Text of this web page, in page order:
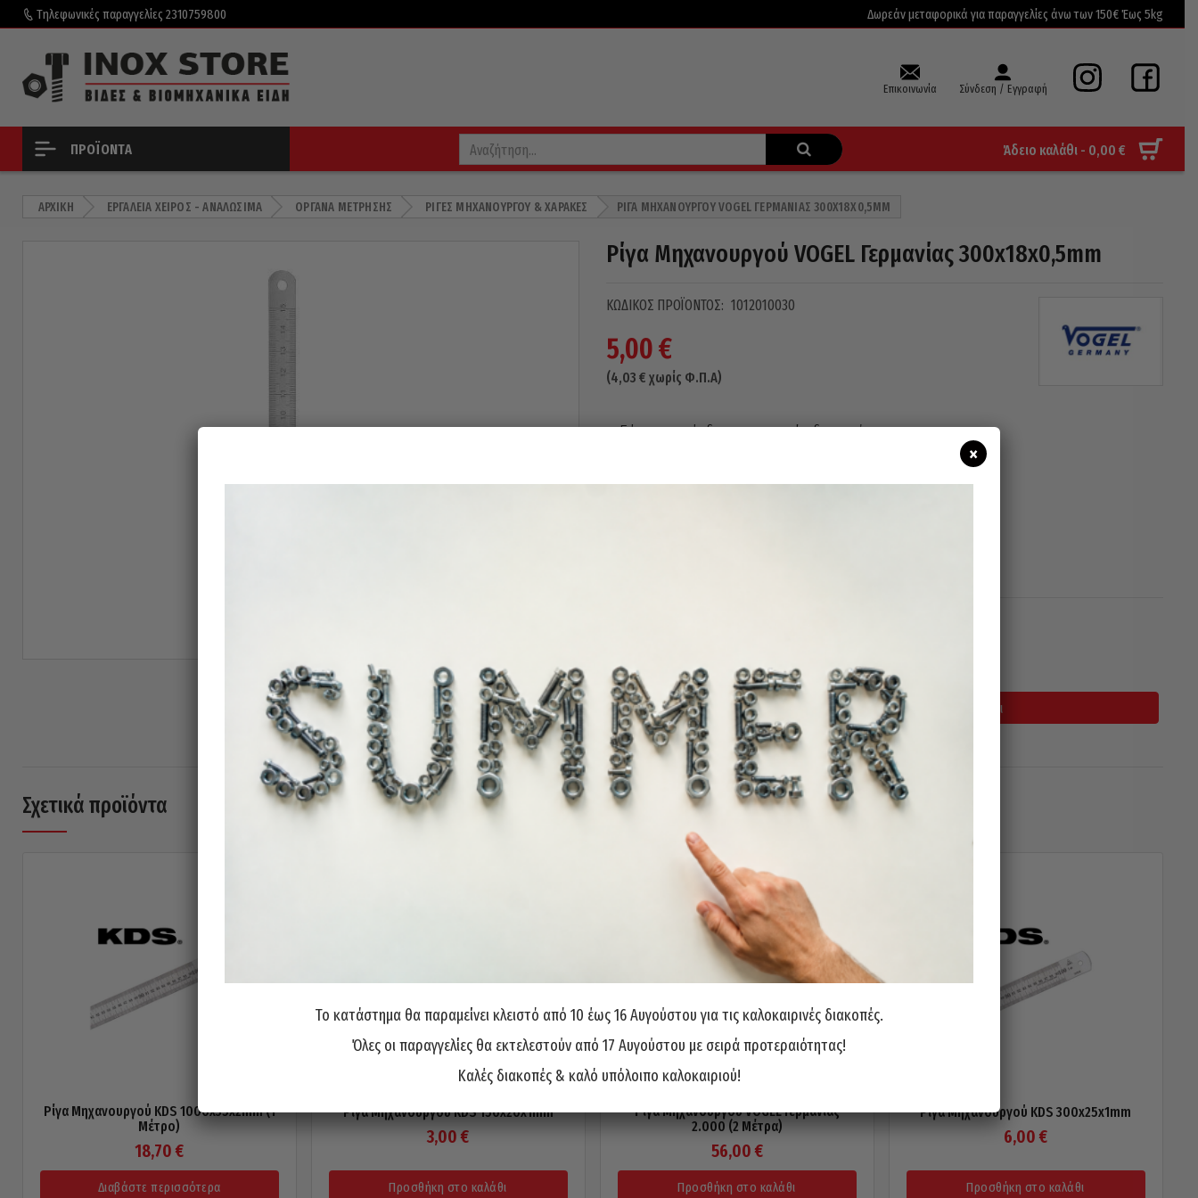
Τηλεφωνικές παραγγελίες 2310759800 Δωρεάν μεταφορικά για παραγγελίες άνω των 150€ Έως 5kg
Επικοινωνία Σύνδεση / Εγγραφή
ΠΡΟΪΌΝΤΑ Άδειο καλάθι - 0,00 €
ΑΡΧΙΚΉ ΕΡΓΑΛΕΊΑ ΧΕΙΡΌΣ - ΑΝΑΛΏΣΙΜΑ ΌΡΓΑΝΑ ΜΈΤΡΗΣΗΣ ΡΊΓΕΣ ΜΗΧΑΝΟΥΡΓΟΎ & ΧΆΡΑΚΕΣ ΡΊΓΑ ΜΗΧΑΝΟΥΡΓΟΎ VOGEL ΓΕΡΜΑΝΊΑΣ 300X18X0,5MM
Ρίγα Μηχανουργού VOGEL Γερμανίας 300x18x0,5mm
ΚΩΔΙΚΌΣ ΠΡΟΪΌΝΤΟΣ: 1012010030
5,00€
(4,03 € χωρίς Φ.Π.Α)
Εύκαμπτη έκδοση με ευρεία διατομή.
Προσθήκη Στο Καλάθι
Σχετικά προϊόντα
Ρίγα Μηχανουργού KDS 1000x35x2mm (1
Μέτρο)
18,70 €
Διαβάστε περισσότερα
Ρίγα Μηχανουργού KDS 150x20x1mm
3,00€
Προσθήκη στο καλάθι
Ρίγα Μηχανουργού VOGEL Γερμανίας
2.000 (2 Μέτρα)
56,00 €
Προσθήκη στο καλάθι
Ρίγα Μηχανουργού KDS 300x25x1mm
6,00 €
Προσθήκη στο καλάθι
Το κατάστημα θα παραμείνει κλειστό από 10 έως 16 Αυγούστου για τις καλοκαιρινές διακοπές.
Όλες οι παραγγελίες θα εκτελεστούν από 17 Αυγούστου με σειρά προτεραιότητας!
Καλές διακοπές & καλό υπόλοιπο καλοκαιριού!
×